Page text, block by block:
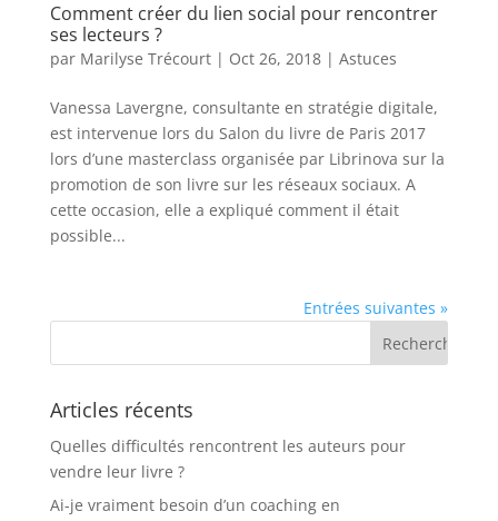
Comment créer du lien social pour rencontrer
ses lecteurs ?
par Marilyse Trécourt| Oct 26, 2018| Astuces
Vanessa Lavergne, consultante en stratégie digitale,
est intervenue lors du Salon du livre de Paris 2017
lors d’une masterclass organisée par Librinova sur la
promotion de son livre sur les réseaux sociaux. A
cette occasion, elle a expliqué comment il était
possible...
Entrées suivantes »
Articles récents
Quelles difficultés rencontrent les auteurs pour
vendre leur livre ?
Ai-je vraiment besoin d’un coaching en